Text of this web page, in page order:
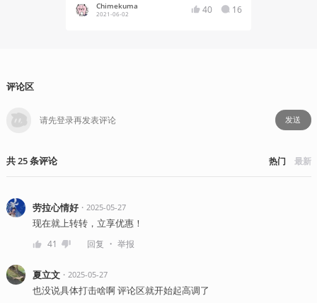
Chimekuma
2021-06-02 40 16
评论区
发送
共25条评论 热门 最新
劳拉心情好・ 2025-05-27
现在就上转转，立享优惠！
41 回复 ・ 举报
夏立文・ 2025-05-27
也没说具体打击啥啊 评论区就开始起高调了